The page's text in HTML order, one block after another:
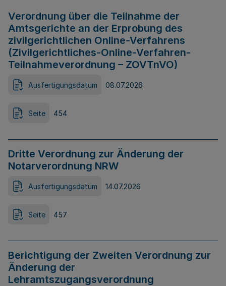
Verordnung über die Teilnahme der
Amtsgerichte an der Erprobung des
zivilgerichtlichen Online-Verfahrens
(Zivilgerichtliches-Online-Verfahren-
Teilnahmeverordnung – ZOVTnVO)
Ausfertigungsdatum 08.07.2026
Seite 454
Dritte Verordnung zur Änderung der
Notarverordnung NRW
Ausfertigungsdatum 14.07.2026
Seite 457
Berichtigung der Zweiten Verordnung zur
Änderung der
Lehramtszugangsverordnung